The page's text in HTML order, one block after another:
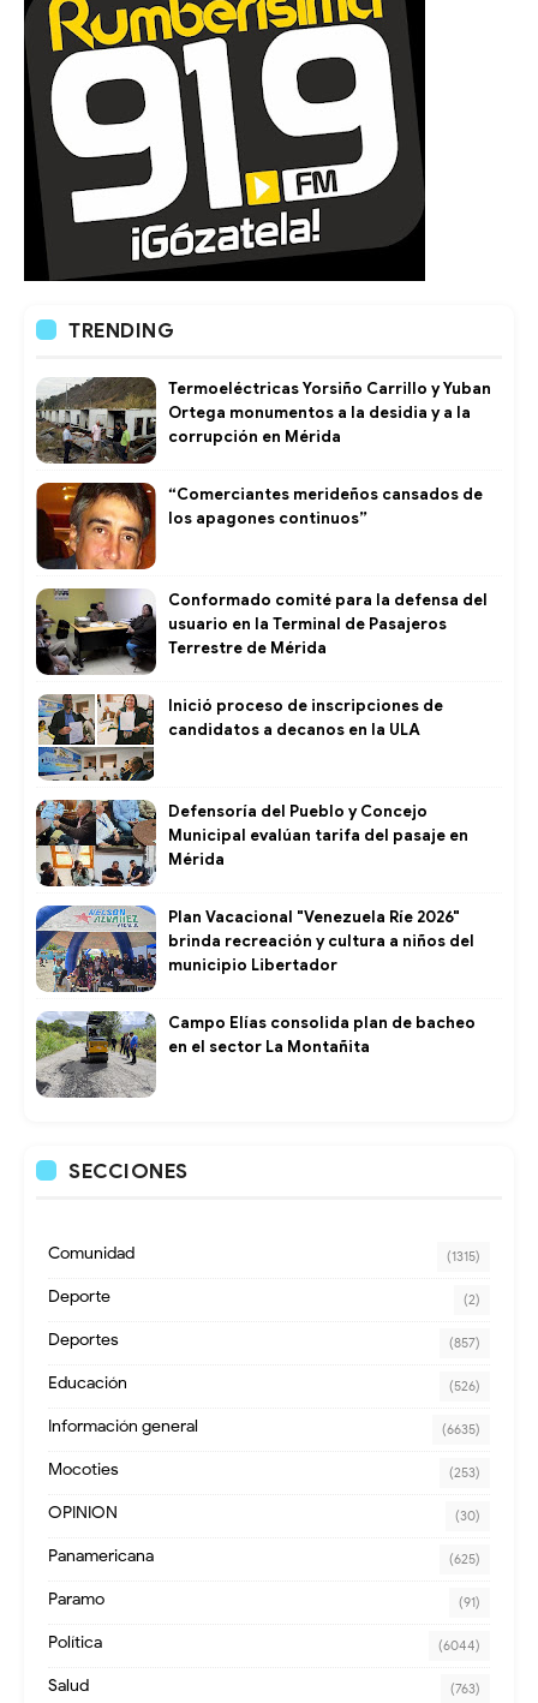
TRENDING
Termoeléctricas Yorsiño Carrillo y Yuban
Ortega monumentos a la desidia y a la
corrupción en Mérida
“Comerciantes merideños cansados de
los apagones continuos”
Conformado comité para la defensa del
usuario en la Terminal de Pasajeros
Terrestre de Mérida
Inició proceso de inscripciones de
candidatos a decanos en la ULA
Defensoría del Pueblo y Concejo
Municipal evalúan tarifa del pasaje en
Mérida
Plan Vacacional "Venezuela Ríe 2026"
brinda recreación y cultura a niños del
municipio Libertador
Campo Elías consolida plan de bacheo
en el sector La Montañita
SECCIONES
Comunidad (1315)
Deporte (2)
Deportes (857)
Educación (526)
Información general (6635)
Mocoties (253)
OPINION (30)
Panamericana (625)
Paramo (91)
Política (6044)
Salud (763)